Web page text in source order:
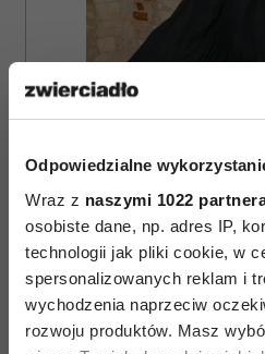
Odpowiedzialne
Wraz z naszymi 1022
osobiste dane, np. adres IP,
technologii jak pliki cookie, w
spersonalizowanych reklam i
wychodzenia naprzeciw
rozwoju produktów. Masz
WYDANIE
E-